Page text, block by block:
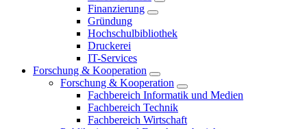
Finanzierung
Gründung
Hochschulbibliothek
Druckerei
IT-Services
Forschung & Kooperation
Forschung & Kooperation
Fachbereich Informatik und Medien
Fachbereich Technik
Fachbereich Wirtschaft